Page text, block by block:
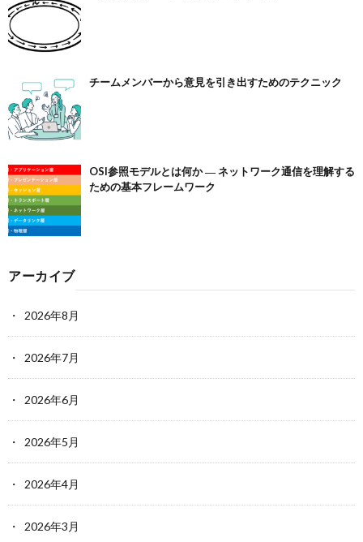
チームメンバーから意見を引き出すためのテクニック
OSI参照モデルとは何か ― ネットワーク通信を理解する
ための基本フレームワーク
アーカイブ
2026年8月
2026年7月
2026年6月
2026年5月
2026年4月
2026年3月